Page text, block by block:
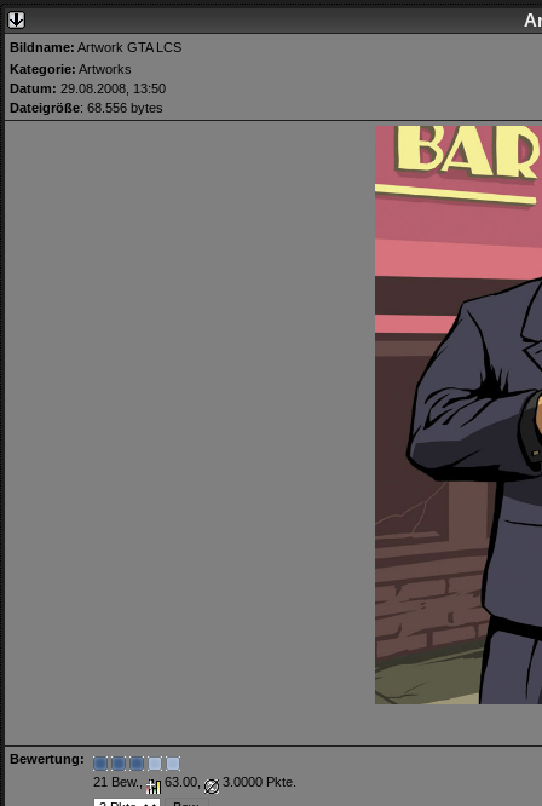
Bildname: Artwork GTA LCS
Kategorie: Artworks
Datum: 29.08.2008, 13:50
Dateigröße: 68.556 bytes
Bewertung:
21 Bew.,
63.00, 3.0000 Pkte.